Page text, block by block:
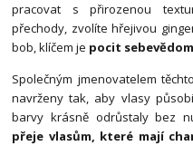
pracovat s přirozenou
přechody, zvolíte hřejivou
bob, klíčem je pocit
Společným jmenovatelem
navrženy tak, aby vlasy
barvy krásně odrůstaly bez
přeje vlasům, které mají